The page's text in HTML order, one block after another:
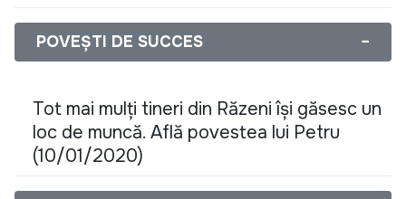
POVEȘTI DE SUCCES −
Tot mai mulți tineri din Răzeni își găsesc un
loc de muncă. Află povestea lui Petru
(10/01/2020)